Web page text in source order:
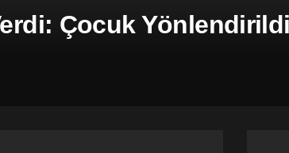
Çocuk